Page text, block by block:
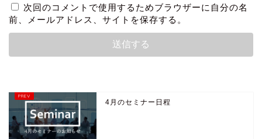
次回のコメントで使用するためブラウザーに自分の名
前、メールアドレス、サイトを保存する。
4月のセミナー日程